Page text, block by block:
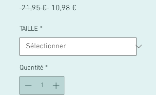
21,95 € Prix
10,98 €
TAILLE *
Quantité *